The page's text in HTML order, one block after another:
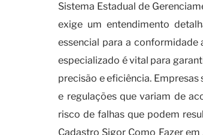
Sistema Estadual de
exige um entendimento
essencial para a
especializado é vital para
precisão e eficiência.
e regulações que variam de
risco de falhas que podem
Cadastro Sigor Como Fazer